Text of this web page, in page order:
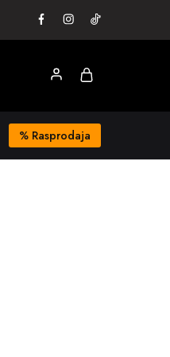
% Rasprodaja